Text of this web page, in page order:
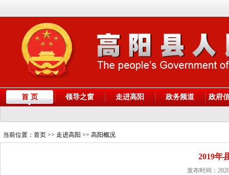
首 页 领导之窗 走进高阳 政务频道 政府
当前位置： 首页 >> 走进高阳 >> 高阳概况
2019年
发布时间：